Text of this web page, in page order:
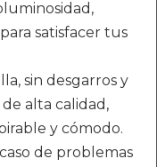
satisfacer tus
sin desgarros y
alta calidad,
y cómodo.
de problemas